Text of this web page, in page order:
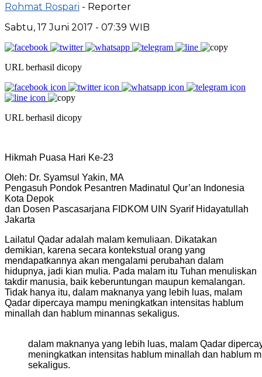
Rohmat Rospari - Reporter
Sabtu, 17 Juni 2017 - 07:39 WIB
URL berhasil dicopy
URL berhasil dicopy
Hikmah Puasa Hari Ke-23
Oleh: Dr. Syamsul Yakin, MA
Pengasuh Pondok Pesantren Madinatul Qur’an Indonesia
Kota Depok
dan Dosen Pascasarjana FIDKOM UIN Syarif Hidayatullah
Jakarta
Lailatul Qadar adalah malam kemuliaan. Dikatakan
demikian, karena secara kontekstual orang yang
mendapatkannya akan mengalami perubahan dalam
hidupnya, jadi kian mulia. Pada malam itu Tuhan menuliskan
takdir manusia, baik keberuntungan maupun kemalangan.
Tidak hanya itu, dalam maknanya yang lebih luas, malam
Qadar dipercaya mampu meningkatkan intensitas hablum
minallah dan hablum minannas sekaligus.
dalam maknanya yang lebih luas, malam Qadar
meningkatkan intensitas hablum minallah dan hablum
sekaligus.